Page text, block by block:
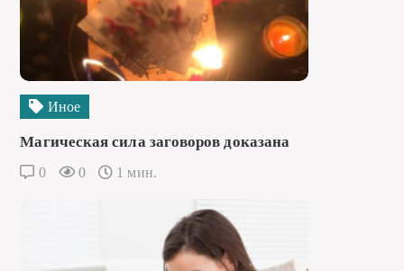
Иное
Магическая сила заговоров доказана
0 0 1 мин.